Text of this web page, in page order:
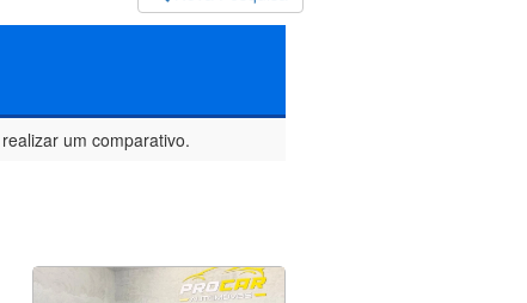
um comparativo.